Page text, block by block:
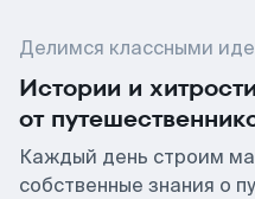
Делимся классными
Истории и хитрости
от
Каждый день строим
собственные знания о